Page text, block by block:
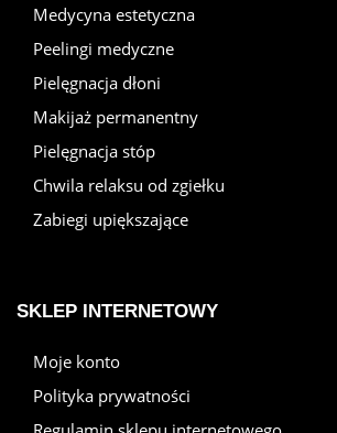
Medycyna estetyczna
Peelingi medyczne
Pielęgnacja dłoni
Makijaż permanentny
Pielęgnacja stóp
Chwila relaksu od zgiełku
Zabiegi upiększające
SKLEP INTERNETOWY
Moje konto
Polityka prywatności